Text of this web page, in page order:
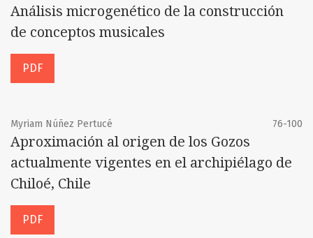
Análisis microgenético de la construcción
de conceptos musicales
PDF
Myriam Núñez Pertucé 76-100
Aproximación al origen de los Gozos
actualmente vigentes en el archipiélago de
Chiloé, Chile
PDF